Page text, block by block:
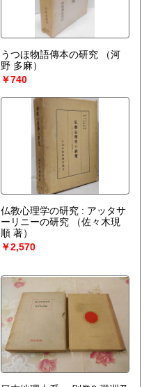
うつほ物語傳本の研究
（河
野 多麻）
￥740
仏教心理学の研究 : アッタサ
ーリニーの研究
（佐々木現
順 著）
￥2,570